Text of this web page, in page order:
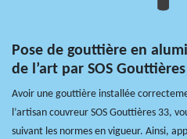
Pose de gouttière en
de l’art par SOS
Avoir une gouttière installée
l’artisan couvreur SOS Gouttières 33,
suivant les normes en vigueur. Ainsi,